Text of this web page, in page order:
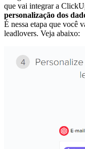
que vai integrar a
personalização dos
É nessa etapa que você
leadlovers. Veja abaixo: